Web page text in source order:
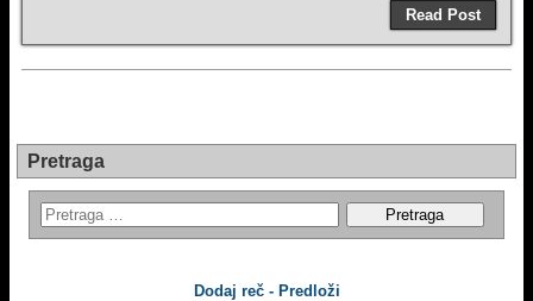
Read Post
Pretraga
Dodaj reč - Predloži